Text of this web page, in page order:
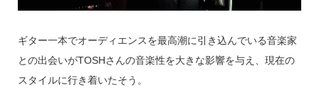
ギター一本でオーディエンスを最高潮に引き込んでいる音楽家
との出会いがTOSHさんの音楽性を大きな影響を与え、現在の
スタイルに行き着いたそう。